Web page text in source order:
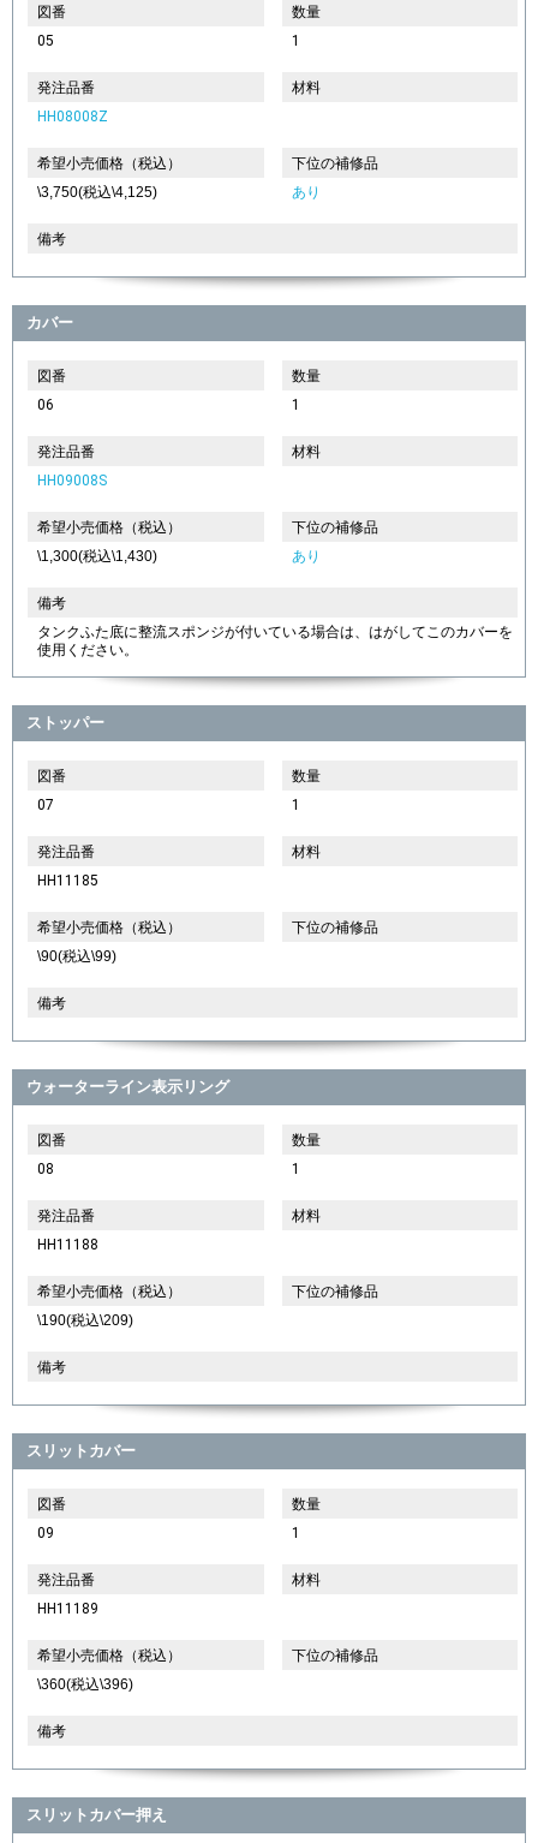
図番
05
数量
1
発注品番
HH08008Z
材料
希望小売価格（税込）
\3,750(税込\4,125)
下位の補修品
あり
備考
カバー
図番
06
数量
1
発注品番
HH09008S
材料
希望小売価格（税込）
\1,300(税込\1,430)
下位の補修品
あり
備考
タンクふた底に整流スポンジが付いている場合は、はがしてこのカバーを
使用ください。
ストッパー
図番
07
数量
1
発注品番
HH11185
材料
希望小売価格（税込）
\90(税込\99)
下位の補修品
備考
ウォーターライン表示リング
図番
08
数量
1
発注品番
HH11188
材料
希望小売価格（税込）
\190(税込\209)
下位の補修品
備考
スリットカバー
図番
09
数量
1
発注品番
HH11189
材料
希望小売価格（税込）
\360(税込\396)
下位の補修品
備考
スリットカバー押え